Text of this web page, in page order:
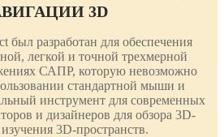
3D
был разработан для обеспечения
легкой и точной трехмерной
САПР, которую невозможно
стандартной мыши и
инструмент для современных
и дизайнеров для обзора 3D-
3D-пространств.